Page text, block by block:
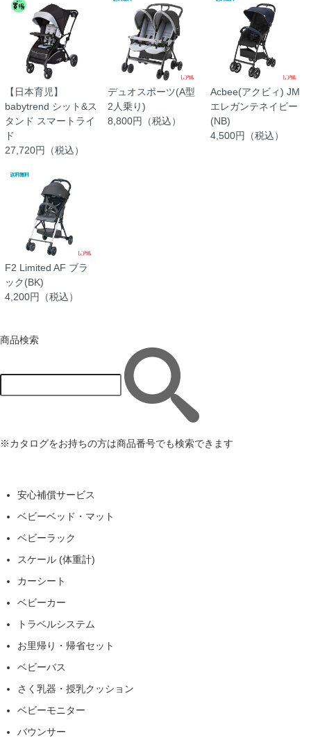
【日本育児】
babytrend シット&ス
タンド スマートライ
ド
27,720円（税込）
デュオスポーツ(A型
2人乗り)
8,800円（税込）
Acbee(アクビィ) JM
エレガンテネイビー
(NB)
4,500円（税込）
F2 Limited AF ブラ
ック(BK)
4,200円（税込）
商品検索
※カタログをお持ちの方は商品番号でも検索できます
安心補償サービス
ベビーベッド・マット
ベビーラック
スケール (体重計)
カーシート
ベビーカー
トラベルシステム
お里帰り・帰省セット
ベビーバス
さく乳器・授乳クッション
ベビーモニター
バウンサー